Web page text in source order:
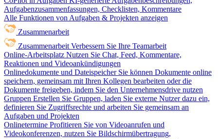
Aufgabenzusammenfassungen, Checklisten, Kommentare
Alle Funktionen von Aufgaben & Projekten anzeigen
Zusammenarbeit
Zusammenarbeit Verbessern Sie Ihre Teamarbeit
Online-Arbeitsplatz Nutzen Sie Chat, Feed, Kommentare,
Reaktionen und Videoankündigungen
Onlinedokumente und Dateispeicher Sie können Dokumente online
speichern, gemeinsam mit Ihren Kollegen bearbeiten oder die
Dokumente freigeben, indem Sie den Unternehmensdrive nutzen
Gruppen Erstellen Sie Gruppen, laden Sie externe Nutzer dazu ein,
definieren Sie Zugriffsrechte und arbeiten Sie gemeinsam an
Aufgaben und Projekten
Onlinetermine Profitieren Sie von Videoanrufen und
Videokonferenzen, nutzen Sie Bildschirmübertragung,